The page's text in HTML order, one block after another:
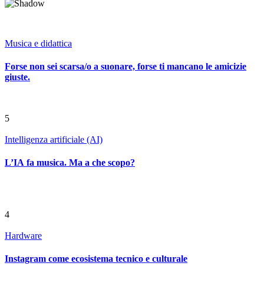
Musica e didattica
Forse non sei scarsa/o a suonare, forse ti mancano le amicizie
giuste.
5
Intelligenza artificiale (AI)
L’IA fa musica. Ma a che scopo?
4
Hardware
Instagram come ecosistema tecnico e culturale